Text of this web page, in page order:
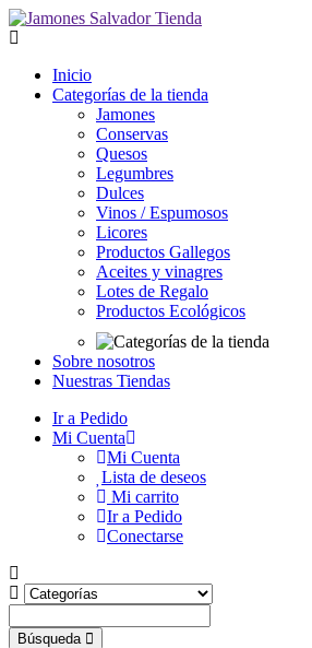
Inicio
Categorías de la tienda
Jamones
Conservas
Quesos
Legumbres
Dulces
Vinos / Espumosos
Licores
Productos Gallegos
Aceites y vinagres
Lotes de Regalo
Productos Ecológicos
Sobre nosotros
Nuestras Tiendas
Ir a Pedido
Mi Cuenta
Mi Cuenta
Lista de deseos
Mi carrito
Ir a Pedido
Conectarse
Búsqueda